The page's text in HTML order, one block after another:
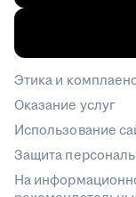
Этика и
Оказание услуг
Использование
Защита
На